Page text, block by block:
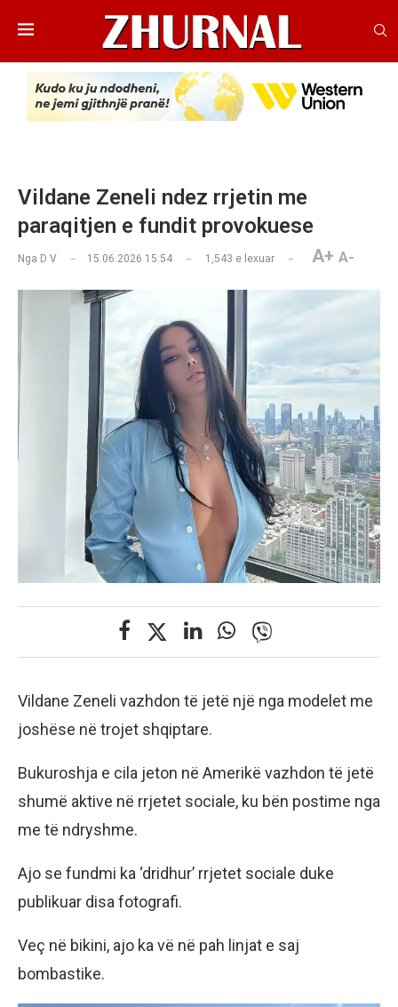
Vildane Zeneli ndez rrjetin me
paraqitjen e fundit provokuese
Nga D V 15.06.2026 15:54 1,543 e lexuar A+ A-
Vildane Zeneli vazhdon të jetë një nga modelet me
joshëse në trojet shqiptare.
Bukuroshja e cila jeton në Amerikë vazhdon të jetë
shumë aktive në rrjetet sociale, ku bën postime nga
me të ndryshme.
Ajo se fundmi ka ‘dridhur’ rrjetet sociale duke
publikuar disa fotografi.
Veç në bikini, ajo ka vë në pah linjat e saj
bombastike.